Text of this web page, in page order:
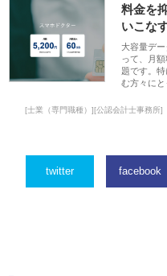
料金を
いこな
大容量デ
って、月
題です。
む方々に
[士業（専門職種）][公認会計士事務所]
twitter facebook